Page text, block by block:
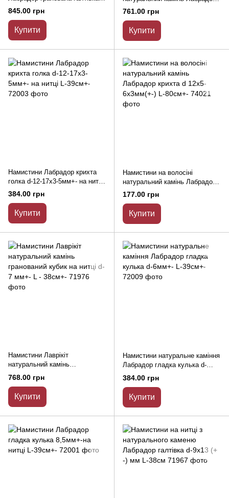
d-10х13мм+- L-38см+-
845.00 грн
Купити
рубка 8-11х5,5-7мм+- L-44см+-
761.00 грн
Купити
Намистини Лабрадор крихта
голка d-12-17х3-5мм+- на нитці
L-39см+-
384.00 грн
Купити
Намистини на волосіні
натуральний камінь Лабрадор
крихта d 12х5-6х3мм(+-) L-
177.00 грн
Купити
Намистини Лаврікіт
натуральний камінь
гранований кубик на нитці d-7
мм+- L - 38см+-
768.00 грн
Купити
Намистини натуральне каміння
Лабрадор гладка кулька d-
6мм+- L-39см+-
384.00 грн
Купити